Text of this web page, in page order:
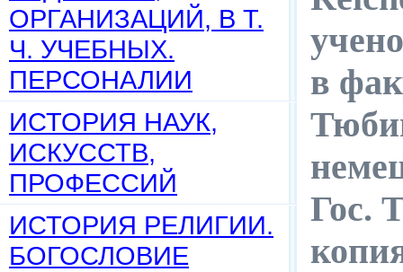
ОРГАНИЗАЦИЙ, В Т.
Ч. УЧЕБНЫХ.
ПЕРСОНАЛИИ
ИСТОРИЯ НАУК,
ИСКУССТВ,
ПРОФЕССИЙ
ИСТОРИЯ РЕЛИГИИ.
БОГОСЛОВИЕ
в
Гос.